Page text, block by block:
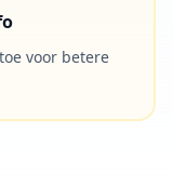
voor betere